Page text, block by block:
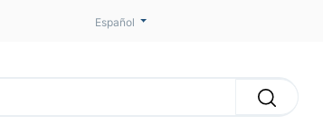
Español